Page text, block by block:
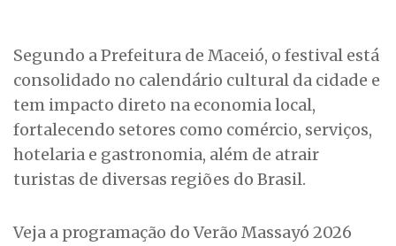
Segundo a Prefeitura de Maceió, o festival está
consolidado no calendário cultural da cidade e
tem impacto direto na economia local,
fortalecendo setores como comércio, serviços,
hotelaria e gastronomia, além de atrair
turistas de diversas regiões do Brasil.
Veja a programação do Verão Massayó 2026